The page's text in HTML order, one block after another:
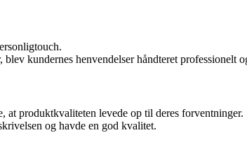
kundernes henvendelser håndteret professionelt
at produktkvaliteten levede op til deres forventninger.
og havde en god kvalitet.